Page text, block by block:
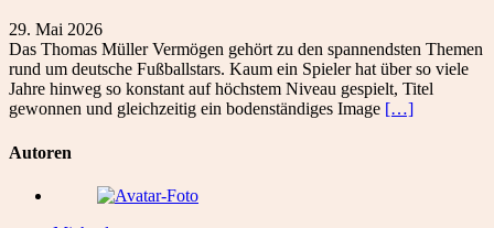
29. Mai 2026
Das Thomas Müller Vermögen gehört zu den spannendsten Themen
rund um deutsche Fußballstars. Kaum ein Spieler hat über so viele
Jahre hinweg so konstant auf höchstem Niveau gespielt, Titel
gewonnen und gleichzeitig ein bodenständiges Image […]
Autoren